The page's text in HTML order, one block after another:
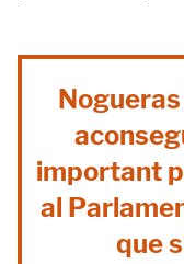
important
al
que